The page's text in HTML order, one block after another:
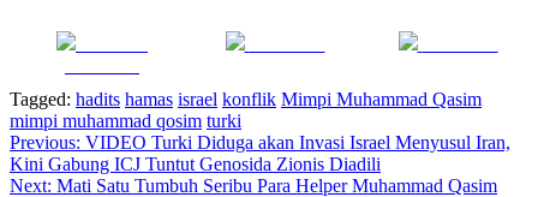
Tagged: hadits hamas israel konflik Mimpi Muhammad Qasim
mimpi muhammad qosim turki
Navigasi
pos
Previous: VIDEO Turki Diduga akan Invasi Israel Menyusul Iran,
Kini Gabung ICJ Tuntut Genosida Zionis Diadili
Next: Mati Satu Tumbuh Seribu Para Helper Muhammad Qasim